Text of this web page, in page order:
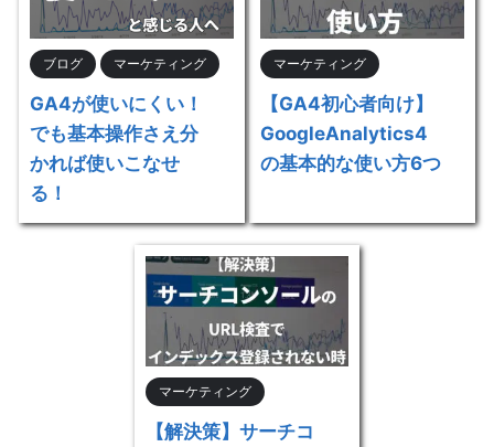
ブログ マーケティング
GA4が使いにくい！
でも基本操作さえ分
かれば使いこなせ
る！
マーケティング
【GA4初心者向け】
GoogleAnalytics4
の基本的な使い方6つ
マーケティング
【解決策】サーチコ